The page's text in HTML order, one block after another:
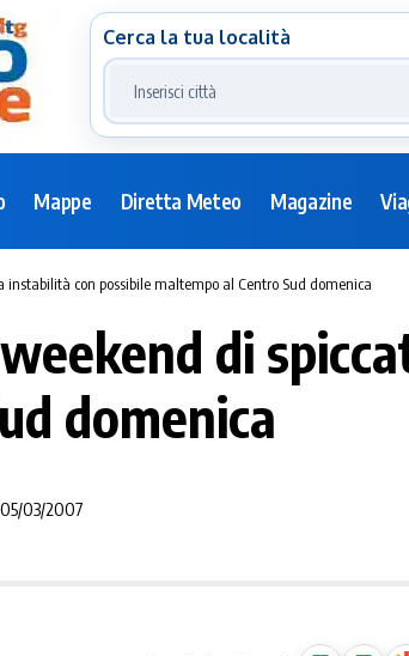
Cerca la tua località
Mappe Diretta Meteo Magazine
con possibile maltempo al Centro Sud domenica
di
domenica
03/2007